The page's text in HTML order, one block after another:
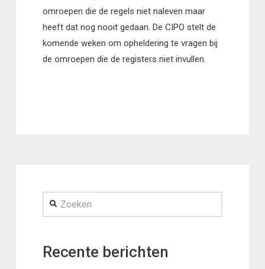
omroepen die de regels niet naleven maar
heeft dat nog nooit gedaan. De CIPO stelt de
komende weken om opheldering te vragen bij
de omroepen die de registers niet invullen.
Zoeken
Recente berichten